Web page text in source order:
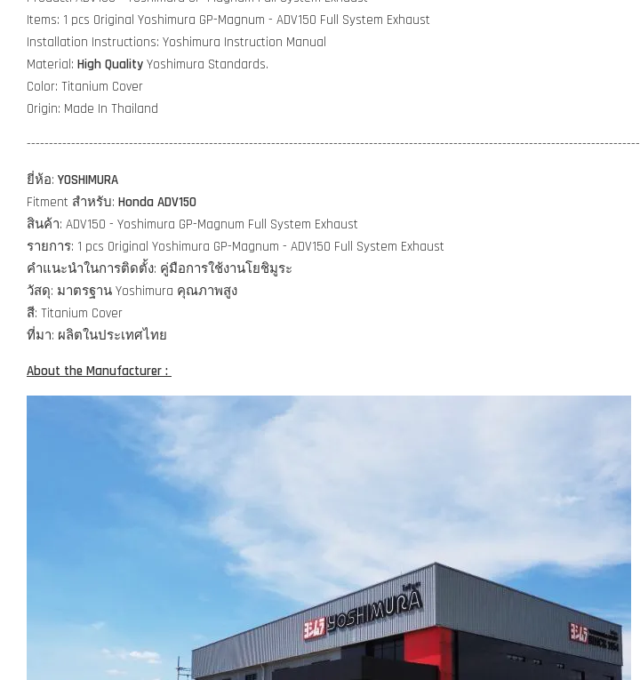
Items: 1 pcs Original Yoshimura GP-Magnum - ADV150 Full System Exhaust
Installation Instructions: Yoshimura Instruction Manual
Material: High Quality Yoshimura Standards.
Color: Titanium Cover
Origin: Made In Thailand
------------------------------------------------------------------------------------------------------------------------------------------
ยี่ห้อ: YOSHIMURA
Fitment สำหรับ: Honda ADV150
สินค้า: ADV150 - Yoshimura GP-Magnum Full System Exhaust
รายการ: 1 pcs Original Yoshimura GP-Magnum - ADV150 Full System Exhaust
คำแนะนำในการติดตั้ง: คู่มือการใช้งานโยชิมูระ
วัสดุ: มาตรฐาน Yoshimura คุณภาพสูง
สี: Titanium Cover
ที่มา: ผลิตในประเทศไทย
About the Manufacturer :